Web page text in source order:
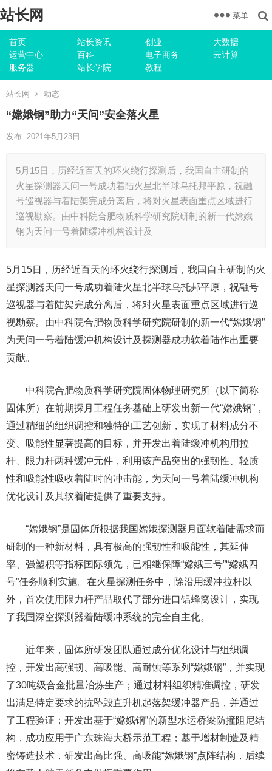
站长网
首页 站长资讯 创业
大数据
运营中心
百科 电子商务
云计算
服务器
站长学院 教程
菜单
站长网 动态
“嫦娥钢”助力“天问”安全落火星
发布: 2021年5月23日
5月15日，历经近百天的环火绕行探测后，我国自主研制的
火星探测器天问一号成功着陆火星北半球乌托邦平原，祝融
号巡视器与着陆架完成分离后，将对火星表面重点区域进行
巡视勘察。由中科院合肥物质科学研究院研制的新一代嫦娥
钢为天问一号着陆缓冲机构设计及
5月15日，历经近百天的环火绕行探测后，我国自主研制的火
星探测器天问一号成功着陆火星北半球乌托邦平原，祝融号
巡视器与着陆架完成分离后，将对火星表面重点区域进行巡
视勘察。由中科院合肥物质科学研究院研制的新一代“嫦娥钢”
为天问一号着陆缓冲机构设计及探测器成功软着陆作出重要
贡献。
中科院合肥物质科学研究院固体物理研究所（以下简称
固体所）在前期探月工程任务基础上研发出新一代“嫦娥钢”，
通过精细的组织调控和独特的工艺创新，实现了材料成分不
变、吸能性显著提高的目标，并开发出着陆缓冲机构用拉
杆、限力杆两种缓冲元件，利用该产品突出的强韧性、轻质
性和吸能性吸收着陆时的冲击能，为天问一号着陆缓冲机构
优化设计及其软着陆提供了重要支持。
“嫦娥钢”是固体所根据我国嫦娥探测器月面软着陆需求而
研制的一种新材料，具有极高的强韧性和吸能性，其延伸
率、强塑积等指标国际领先，已相继保障“嫦娥三号”“嫦娥四
号”任务顺利实施。在火星探测任务中，除沿用缓冲拉杆以
外，首次使用限力杆产品取代了部分进口铝蜂窝设计，实现
了我国深空探测器着陆缓冲系统的完全自主化。
近年来，固体所研发团队通过成分优化设计与组织调
控，开发出高强韧、高吸能、高耐蚀等系列“嫦娥钢”，并实现
了30吨级合金批量冶炼生产；通过材料组织精准调控，研发
出满足特定要求的抗坠毁直升机起落架缓冲器产品，并通过
了工程验证；开发出基于“嫦娥钢”的新型水运桥梁防撞阻尼结
构，成功应用于广东珠海大桥示范工程；基于增材制造及精
密铸造技术，研发出高比强、高吸能“嫦娥钢”点阵结构，后续